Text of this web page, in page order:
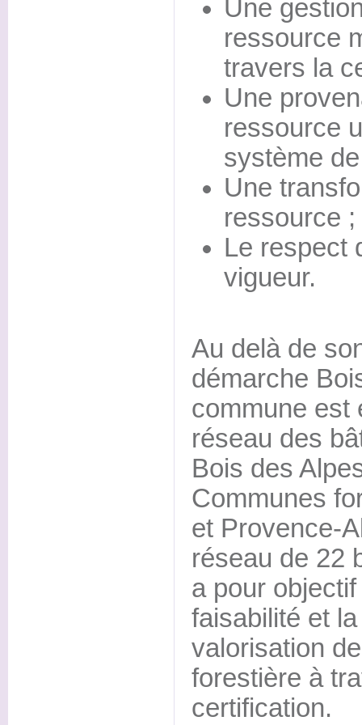
Une
ressource
travers la
Une
ressource
système
Une
ressource ;
Le respect
vigueur.
Au delà de
démarche
commune est
réseau des
Bois des
Communes
et Provence-
réseau de 22
a pour
faisabilité et
valorisation
forestière à
certification.